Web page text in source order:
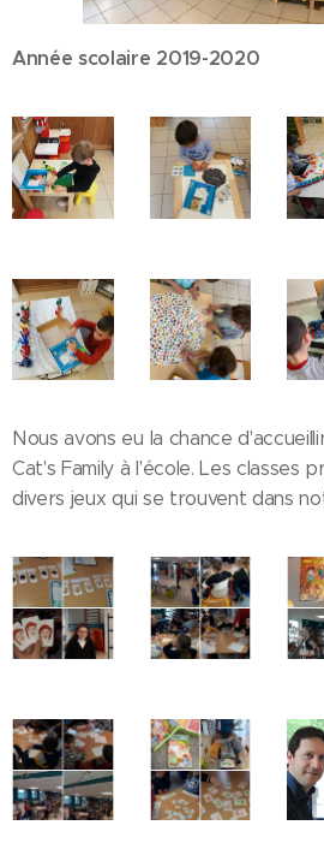
Année scolaire 2019-2020
Nous avons eu la chance
Cat's Family à l'école. Les classes
divers jeux qui se trouvent dans